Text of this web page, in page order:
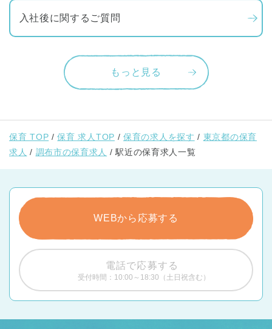
入社後に関するご質問
もっと見る
保育 TOP 保育 求人TOP 保育の求人を探す
東京都の保育
求人
調布市の保育求人 駅近の保育求人一覧
WEBから応募する
電話で応募する
受付時間：10:00～18:30（土日祝含む）